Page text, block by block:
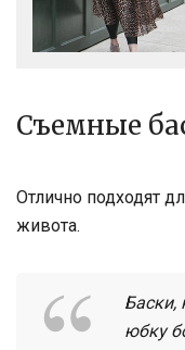
Съемные
Отлично подходят
живота.
Баски,
юбку